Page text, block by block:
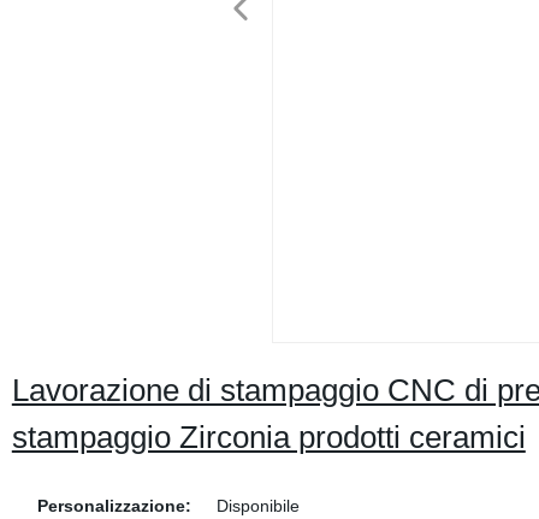
Lavorazione di stampaggio CNC di
stampaggio Zirconia prodotti ceramici
Personalizzazione:
Disponibile